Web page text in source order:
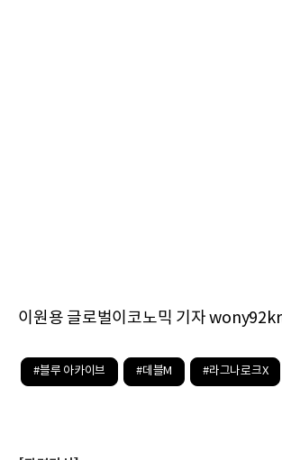
이원용 글로벌이코노믹 기자
#블루 아카이브 #데블M #라그나로크X